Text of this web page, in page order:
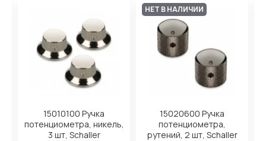
15010100 Ручка
потенциометра, никель,
3 шт, Schaller
НЕТ В НАЛИЧИИ
15020600 Ручка
потенциометра,
рутений, 2 шт, Schaller